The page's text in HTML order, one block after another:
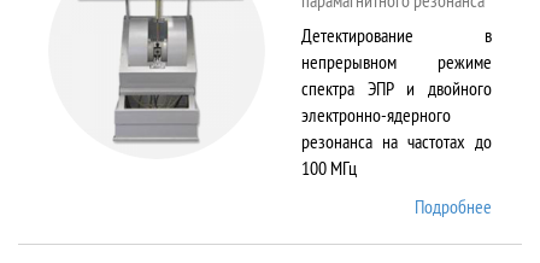
Детектирование в
непрерывном режиме
спектра ЭПР и двойного
электронно-ядерного
резонанса на частотах до
100 МГц
Подробнее